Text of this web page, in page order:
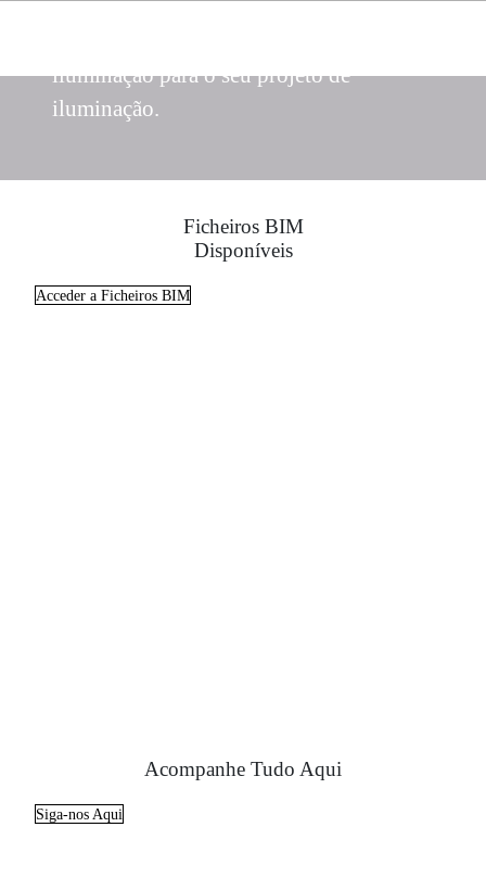
iluminação para o seu projeto de
iluminação.
Ficheiros BIM
Disponíveis
Acceder a Ficheiros BIM
Acompanhe Tudo Aqui
Siga-nos Aqui